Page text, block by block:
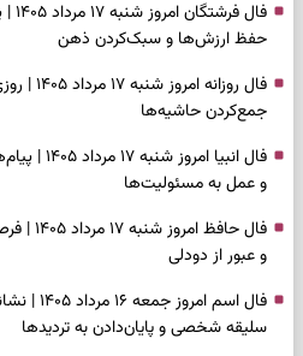
حفظ ارزش‌ها و سبک‌کردن ذهن
فال
جمع‌کردن حاشیه‌ها
فال انبیا
و عمل به مسئولیت‌ها
فال
و عبور از دودلی
فال اسم
سلیقه شخصی و پایان‌دادن به تردیدها